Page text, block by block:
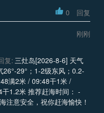
0 回复
刚刚
复: 三灶岛[2026-8-6] 天气
26°-29°；1-2级东风；0.2-
满2米 / 09:48干1米 /
1.2米 推荐赶海时间： -
注意安全，祝你赶海愉快！